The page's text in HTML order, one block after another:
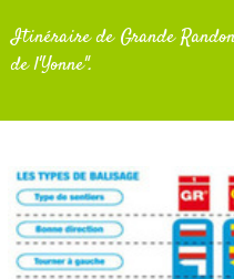
Itinéraire de Grande
de l'Yonne".